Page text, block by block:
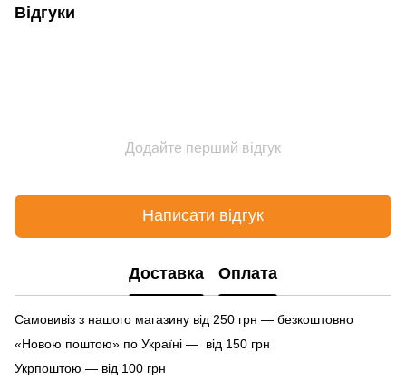
Відгуки
Додайте перший відгук
Написати відгук
Доставка Оплата
Самовивіз з нашого магазину від 250 грн — безкоштовно
«Новою поштою» по Україні — від 150 грн
Укрпоштою — від 100 грн